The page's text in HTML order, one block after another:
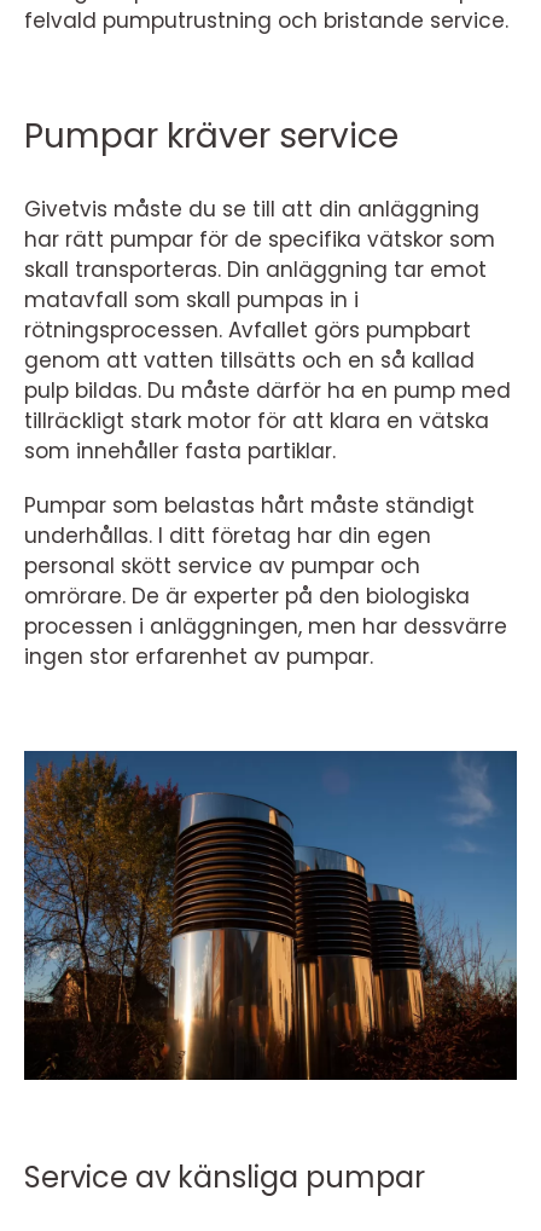
felvald pumputrustning och bristande service.
Pumpar kräver service
Givetvis måste du se till att din anläggning
har rätt pumpar för de specifika vätskor som
skall transporteras. Din anläggning tar emot
matavfall som skall pumpas in i
rötningsprocessen. Avfallet görs pumpbart
genom att vatten tillsätts och en så kallad
pulp bildas. Du måste därför ha en pump med
tillräckligt stark motor för att klara en vätska
som innehåller fasta partiklar.
Pumpar som belastas hårt måste ständigt
underhållas. I ditt företag har din egen
personal skött service av pumpar och
omrörare. De är experter på den biologiska
processen i anläggningen, men har dessvärre
ingen stor erfarenhet av pumpar.
Service av känsliga pumpar